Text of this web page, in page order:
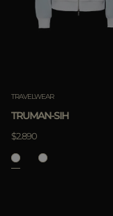
TRAVELWEAR
TRUMAN-SIH
$2.890